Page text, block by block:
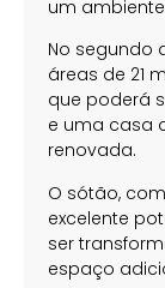
um
No segundo
áreas de 21
que poderá
e uma casa
renovada.
O sótão,
excelente
ser
espaço